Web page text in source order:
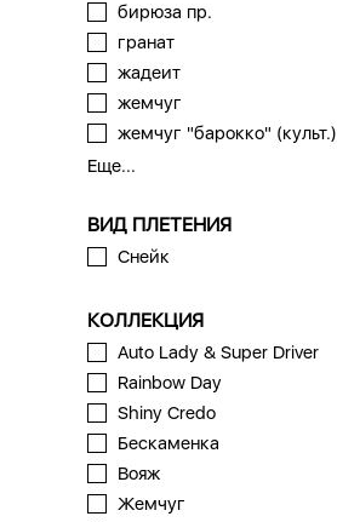
бирюза пр.
гранат
жадеит
жемчуг
жемчуг "барокко" (культ.)
Еще...
ВИД ПЛЕТЕНИЯ
Снейк
КОЛЛЕКЦИЯ
Auto Lady & Super Driver
Rainbow Day
Shiny Credo
Бескаменка
Вояж
Жемчуг